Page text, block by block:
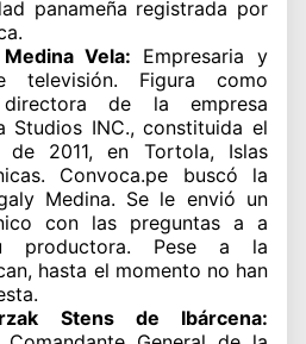
panameña registrada por
Vela: Empresaria y
televisión. Figura como
de la empresa
Studios INC., constituida el
2011, en Tortola, Islas
Convoca.pe buscó la
Medina. Se le envió un
con las preguntas a a
productora. Pese a la
hasta el momento no han
Stens de Ibárcena: